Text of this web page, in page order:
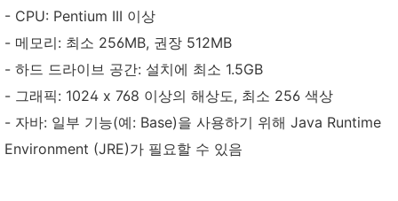
- CPU: Pentium III 이상
- 메모리: 최소 256MB, 권장 512MB
- 하드 드라이브 공간: 설치에 최소 1.5GB
- 그래픽: 1024 x 768 이상의 해상도, 최소 256 색상
- 자바: 일부 기능(예: Base)을 사용하기 위해 Java Runtime
Environment (JRE)가 필요할 수 있음